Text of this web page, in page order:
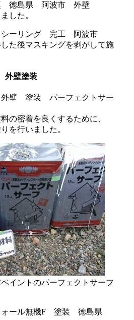
した。
た後マスキングを剥がして施
外壁塗装
の密着を良くするために、
を行いました。
イントのパーフェクトサーフ